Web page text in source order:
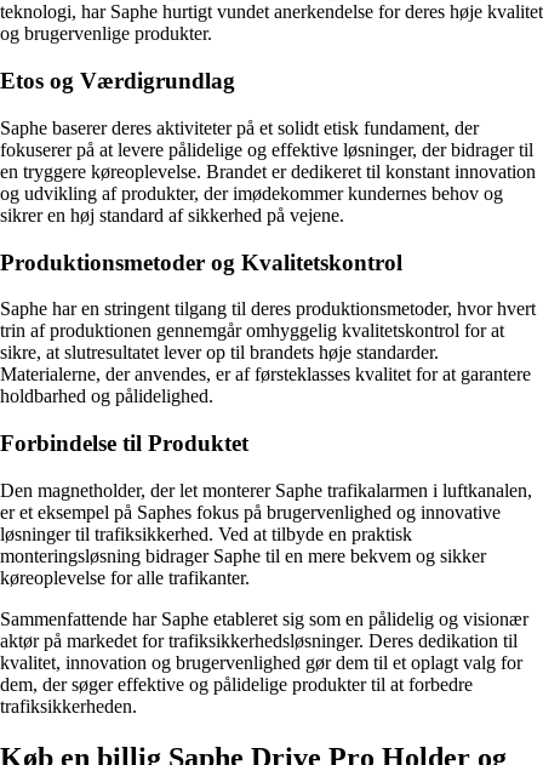
teknologi, har Saphe hurtigt vundet anerkendelse for deres høje kvalitet
og brugervenlige produkter.
Etos og Værdigrundlag
Saphe baserer deres aktiviteter på et solidt etisk fundament, der
fokuserer på at levere pålidelige og effektive løsninger, der bidrager til
en tryggere køreoplevelse. Brandet er dedikeret til konstant innovation
og udvikling af produkter, der imødekommer kundernes behov og
sikrer en høj standard af sikkerhed på vejene.
Produktionsmetoder og Kvalitetskontrol
Saphe har en stringent tilgang til deres produktionsmetoder, hvor hvert
trin af produktionen gennemgår omhyggelig kvalitetskontrol for at
sikre, at slutresultatet lever op til brandets høje standarder.
Materialerne, der anvendes, er af førsteklasses kvalitet for at garantere
holdbarhed og pålidelighed.
Forbindelse til Produktet
Den magnetholder, der let monterer Saphe trafikalarmen i luftkanalen,
er et eksempel på Saphes fokus på brugervenlighed og innovative
løsninger til trafiksikkerhed. Ved at tilbyde en praktisk
monteringsløsning bidrager Saphe til en mere bekvem og sikker
køreoplevelse for alle trafikanter.
Sammenfattende har Saphe etableret sig som en pålidelig og visionær
aktør på markedet for trafiksikkerhedsløsninger. Deres dedikation til
kvalitet, innovation og brugervenlighed gør dem til et oplagt valg for
dem, der søger effektive og pålidelige produkter til at forbedre
trafiksikkerheden.
Køb en billig Saphe Drive Pro Holder og